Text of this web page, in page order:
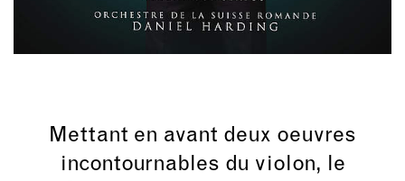
Mettant en avant deux oeuvres
incontournables du violon, le